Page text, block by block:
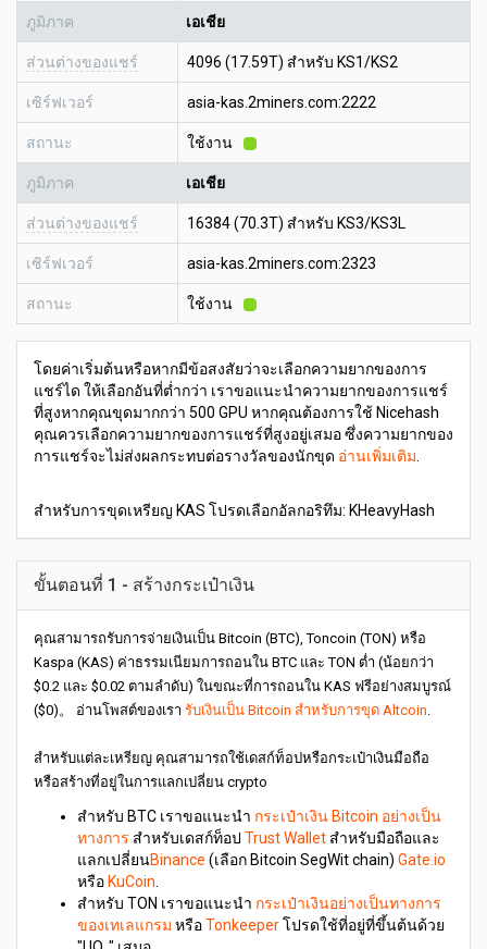
ภูมิภาค เอเชีย
ส่วนต่างของแชร์ 4096 (17.59T) สำหรับ KS1/KS2
เซิร์ฟเวอร์ asia-kas.2miners.com:2222
สถานะ ใช้งาน
ภูมิภาค เอเชีย
ส่วนต่างของแชร์ 16384 (70.3T) สำหรับ KS3/KS3L
เซิร์ฟเวอร์ asia-kas.2miners.com:2323
สถานะ ใช้งาน
โดยค่าเริ่มต้นหรือหากมีข้อสงสัยว่าจะเลือกความยากของการ
แชร์ได ให้เลือกอันที่ต่ำกว่า เราขอแนะนำความยากของการแชร์
ที่สูงหากคุณขุดมากกว่า 500 GPU หากคุณต้องการใช้ Nicehash
คุณควรเลือกความยากของการแชร์ที่สูงอยู่เสมอ ซึ่งความยากของ
การแชร์จะไม่ส่งผลกระทบต่อรางวัลของนักขุด อ่านเพิ่มเติม
สำหรับการขุดเหรียญ KAS โปรดเลือกอัลกอริทึม: KHeavyHash
ขั้นตอนที่ 1 - สร้างกระเป๋าเงิน
คุณสามารถรับการจ่ายเงินเป็น Bitcoin (BTC), Toncoin (TON) หรือ
Kaspa (KAS) ค่าธรรมเนียมการถอนใน BTC และ TON ต่ำ (น้อยกว่า
$0.2 และ $0.02 ตามลำดับ) ในขณะที่การถอนใน KAS ฟรีอย่างสมบูรณ์
($0)。 อ่านโพสต์ของเรา รับเงินเป็น Bitcoin สำหรับการขุด Altcoin.
สำหรับแต่ละเหรียญ คุณสามารถใช้เดสก์ท็อปหรือกระเป๋าเงินมือถือ
หรือสร้างที่อยู่ในการแลกเปลี่ยน crypto
สำหรับ BTC เราขอแนะนำ กระเป๋าเงิน Bitcoin อย่างเป็น
ทางการ สำหรับเดสก์ท็อป Trust Wallet สำหรับมือถือและ
แลกเปลี่ยนBinance (เลือก Bitcoin SegWit chain) Gate.io
หรือ KuCoin
สำหรับ TON เราขอแนะนำ กระเป๋าเงินอย่างเป็นทางการ
ของเทเลแกรม หรือTonkeeperโปรดใช้ที่อยู่ที่ขึ้นต้นด้วย